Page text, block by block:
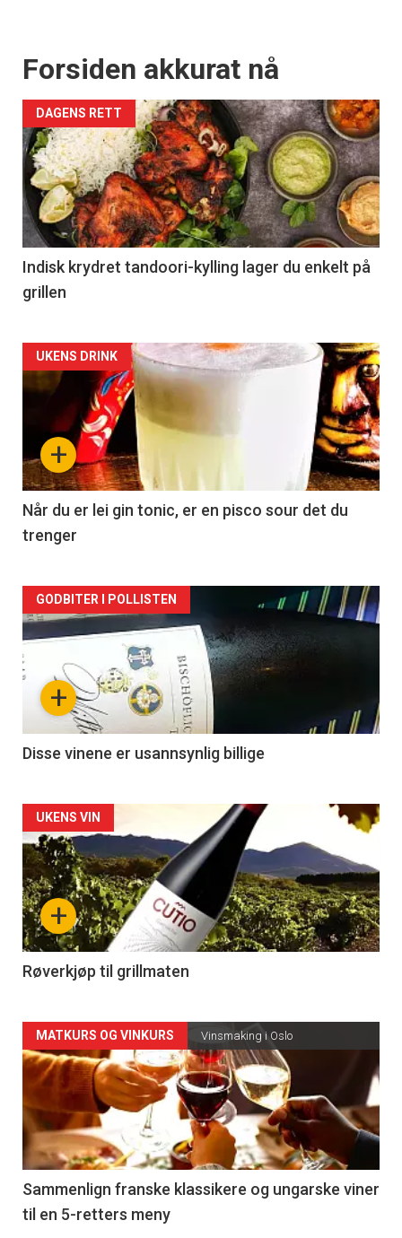
tilsendt.
Registrer deg
Forsiden akkurat nå
DAGENS RETT
Indisk krydret tandoori-kylling lager du enkelt på
grillen
Forsiden
akkurat
nå
-
2
+
UKENS DRINK
Når du er lei gin tonic, er en pisco sour det du
trenger
Forsiden
akkurat
nå
3
+
GODBITER I POLLISTEN
Disse vinene er usannsynlig billige
Forsiden
akkurat
nå
-
4
+
UKENS VIN
Røverkjøp til grillmaten
Forsiden
akkurat
nå
-
5
MATKURS OG VINKURS Vinsmaking i Oslo
Sammenlign franske klassikere og ungarske viner
til en 5-retters meny